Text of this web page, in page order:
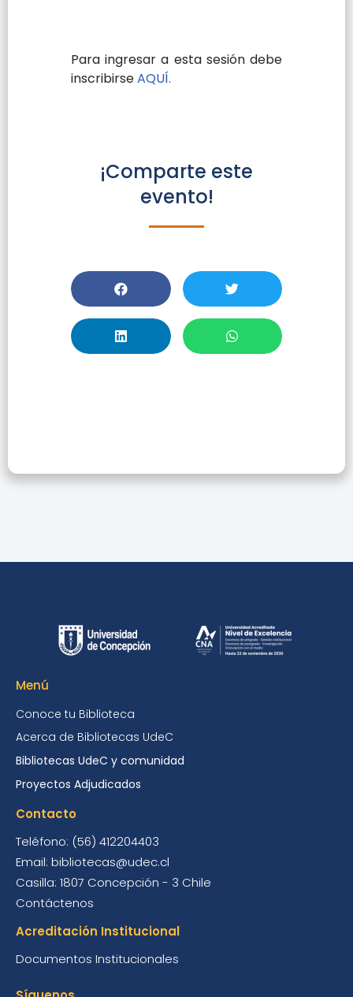
Para ingresar a esta sesión debe
inscribirseAQUÍ.
¡Comparte este
evento!
Menú
Conoce tu Biblioteca
Acerca de Bibliotecas UdeC
Bibliotecas UdeC y comunidad
Proyectos Adjudicados
Contacto
Teléfono: (56) 412204403
Email: bibliotecas@udec.cl
Casilla: 1807 Concepción - 3 Chile
Contáctenos
Acreditación Institucional
Documentos Institucionales